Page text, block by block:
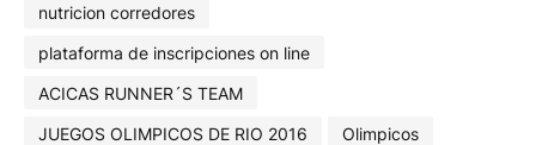
nutricion corredores
plataforma de inscripciones on line
ACICAS RUNNER´S TEAM
JUEGOS OLIMPICOS DE RIO 2016
Olimpicos